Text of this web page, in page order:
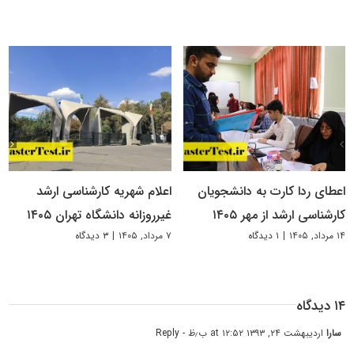
اعطای ردا کارت به دانشجویان
کارشناسی ارشد از مهر ۱۴۰۵
۱۴ مرداد, ۱۴۰۵ | ۱ دیدگاه
اعلام شهریه کارشناسی ارشد
غیرروزانه دانشگاه تهران ۱۴۰۵
۷ مرداد, ۱۴۰۵ | ۳ دیدگاه
۱۴ دیدگاه
سارااردیبهشت ۲۴, ۱۳۹۳ at ۱۲:۵۲ ب٫ظ - Reply